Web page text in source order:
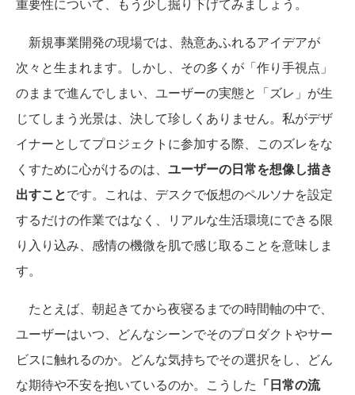
新規事業開発の現場では、熱意あふれるアイデアが
次々と生まれます。しかし、その多くが「作り手視点」
のままで進んでしまい、ユーザーの実態と「ズレ」が生
じてしまう光景は、決して珍しくありません。私がデザ
イナーとしてプロジェクトに参加する際、このズレをな
くすために心がけるのは、 ユーザーの日常を想像し描き
出すことです。これは、デスクで仮想のペルソナを設定
するだけの作業ではなく、リアルな生活環境にできる限
り入り込み、感情の機微を肌で感じ取ることを意味しま
す。
たとえば、朝起きてから夜寝るまでの時間軸の中で、
ユーザーはいつ、どんなシーンでそのプロダクトやサー
ビスに触れるのか。どんな気持ちでその選択をし、どん
な期待や不安を抱いているのか。こうした 「日常の流